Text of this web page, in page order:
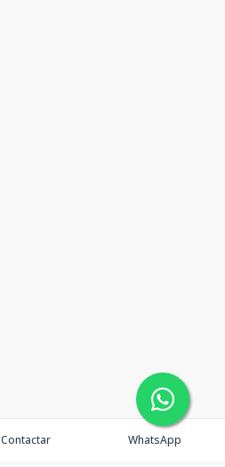
Contactar WhatsApp